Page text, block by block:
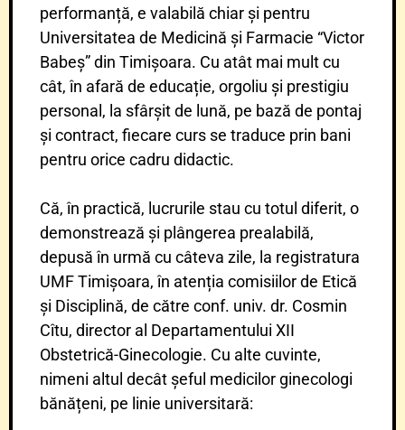
performanță, e valabilă chiar și pentru
Universitatea de Medicină și Farmacie “Victor
Babeș” din Timișoara. Cu atât mai mult cu
cât, în afară de educație, orgoliu și prestigiu
personal, la sfârșit de lună, pe bază de pontaj
și contract, fiecare curs se traduce prin bani
pentru orice cadru didactic.
Că, în practică, lucrurile stau cu totul diferit, o
demonstrează și plângerea prealabilă,
depusă în urmă cu câteva zile, la registratura
UMF Timișoara, în atenția comisiilor de Etică
și Disciplină, de către conf. univ. dr. Cosmin
Cîtu, director al Departamentului XII
Obstetrică-Ginecologie. Cu alte cuvinte,
nimeni altul decât șeful medicilor ginecologi
bănățeni, pe linie universitară: